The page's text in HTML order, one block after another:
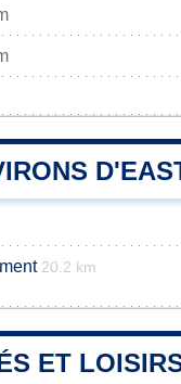
20.2 km
ET